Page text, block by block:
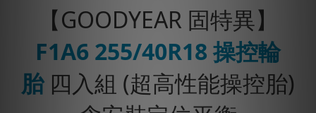
【GOODYEAR 固特異】
F1A6 255/40R18 操控輪
胎 四入組 (超高性能操控胎)